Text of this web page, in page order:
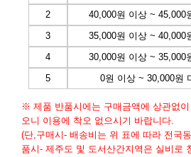
2
40,000원 이상 ~ 45,000
3
35,000원 이상 ~ 40,000
4
30,000원 이상 ~ 35,000
5
0원 이상 ~ 30,000원
※ 제품 반품시에는 구매금액에 상관없
오니 이용에 착오 없으시기 바랍니다.
(단,구매시- 배송비는 위 표에 따라 전국
품시- 제주도 및 도서산간지역은 실비로